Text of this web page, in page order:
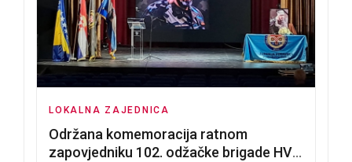
LOKALNA ZAJEDNICA
Održana komemoracija ratnom
zapovjedniku 102. odžačke brigade HVO